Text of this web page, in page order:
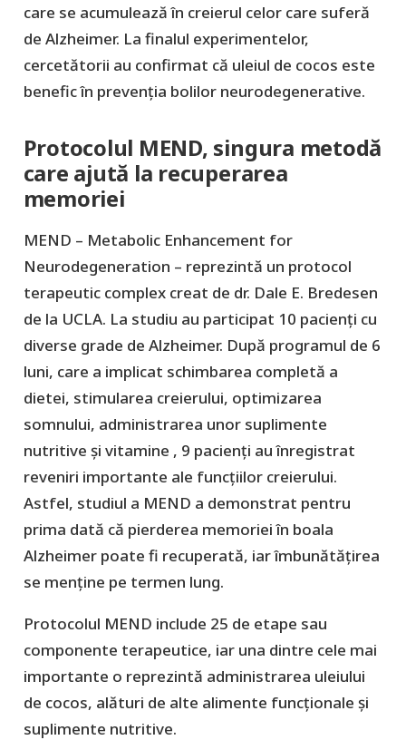
care se acumulează în creierul celor care suferă
de Alzheimer. La finalul experimentelor,
cercetătorii au confirmat că uleiul de cocos este
benefic în prevenția bolilor neurodegenerative.
Protocolul MEND, singura metodă
care ajută la recuperarea
memoriei
MEND – Metabolic Enhancement for
Neurodegeneration – reprezintă un protocol
terapeutic complex creat de dr. Dale E. Bredesen
de la UCLA. La studiu au participat 10 pacienți cu
diverse grade de Alzheimer. După programul de 6
luni, care a implicat schimbarea completă a
dietei, stimularea creierului, optimizarea
somnului, administrarea unor suplimente
nutritive și vitamine , 9 pacienți au înregistrat
reveniri importante ale funcțiilor creierului.
Astfel, studiul a MEND a demonstrat pentru
prima dată că pierderea memoriei în boala
Alzheimer poate fi recuperată, iar îmbunătățirea
se menține pe termen lung.
Protocolul MEND include 25 de etape sau
componente terapeutice, iar una dintre cele mai
importante o reprezintă administrarea uleiului
de cocos, alături de alte alimente funcționale și
suplimente nutritive.